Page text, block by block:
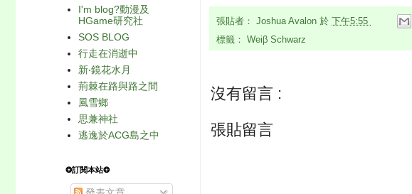
張貼者： Joshua Avalon 於 下午5:55
標籤： Weiβ Schwarz
沒有留言 :
張貼留言
I'm blog?動漫及
HGame研究社
SOS BLOG
行走在消逝中
新‧鏡花水月
荊棘在路與路之間
風雪鄉
思兼神社
逃逸於ACG島之中
❂訂閱本站❂